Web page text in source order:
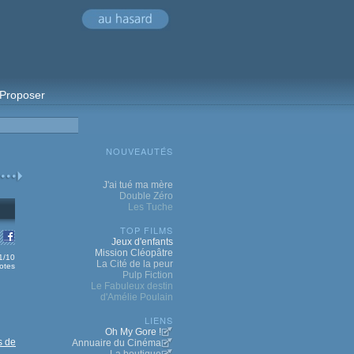
Proposer
10
de
NOUVEAUTÉS
J'ai tué ma mère
Double Zéro
Les Tuche
TOP FILMS
Jeux d'enfants
Mission Cléopâtre
La Cité de la peur
Pulp Fiction
Le Fabuleux destin
d'Amélie Poulain
LIENS
Oh My Gore !
Annuaire du Cinéma